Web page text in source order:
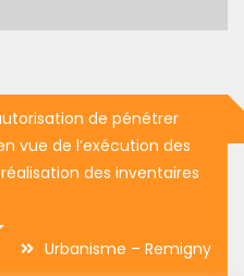
de pénétrer
vue de l’exécution des
des inventaires
Urbanisme – Remigny